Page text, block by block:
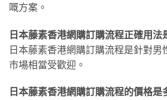
嘅方案。
日本藤素香港網購訂購流程正確用法
日本藤素香港網購訂購流程是針對男
市場相當受歡迎。
日本藤素香港網購訂購流程的價格是